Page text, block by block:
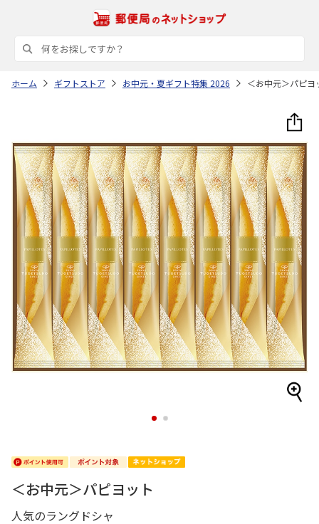
ホーム ギフトストア お中元・夏ギフト特集 2026 ＜お中元＞パピヨ
1 2
＜お中元＞パピヨット
人気のラングドシャ